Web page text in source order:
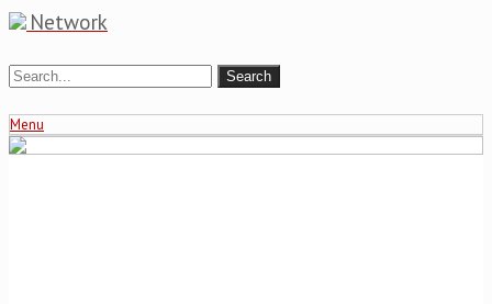
Network
Menu